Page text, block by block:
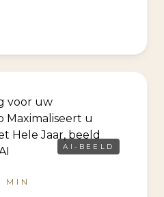
AI-BEELD
MIN